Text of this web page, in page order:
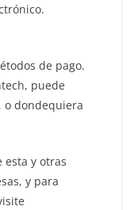
de pago.
puede
o dondequiera
esta y otras
y para